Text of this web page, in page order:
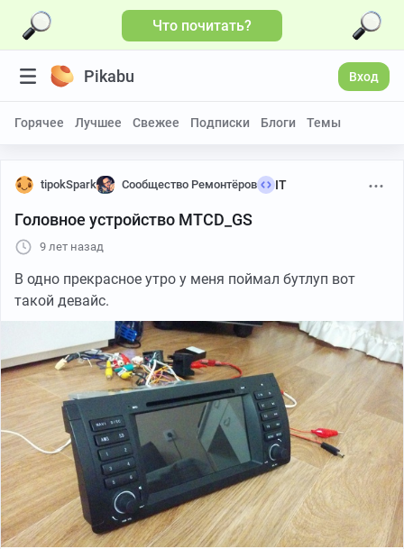
Что почитать?
Pikabu Вход
Горячее Лучшее Свежее Подписки Блоги Темы
tipokSpark Сообщество Ремонтёров IT
Головное устройство MTCD_GS
9 лет назад
В одно прекрасное утро у меня поймал бутлуп вот
такой девайс.